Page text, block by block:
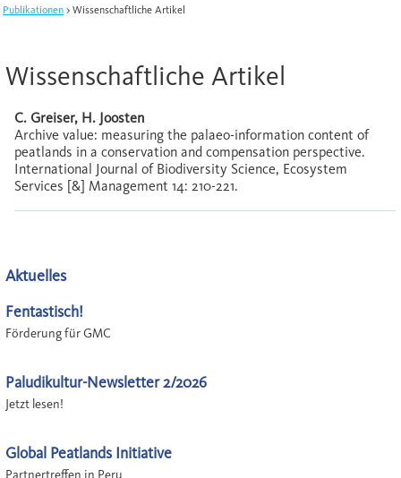
Publikationen Wissenschaftliche Artikel
Wissenschaftliche Artikel
C. Greiser, H. Joosten
Archive value: measuring the palaeo-information content of
peatlands in a conservation and compensation perspective.
International Journal of Biodiversity Science, Ecosystem
Services [&] Management 14: 210-221.
Aktuelles
Fentastisch!
Förderung für GMC
Paludikultur-Newsletter 2/2026
Jetzt lesen!
Global Peatlands Initiative
Partnertreffen in Peru